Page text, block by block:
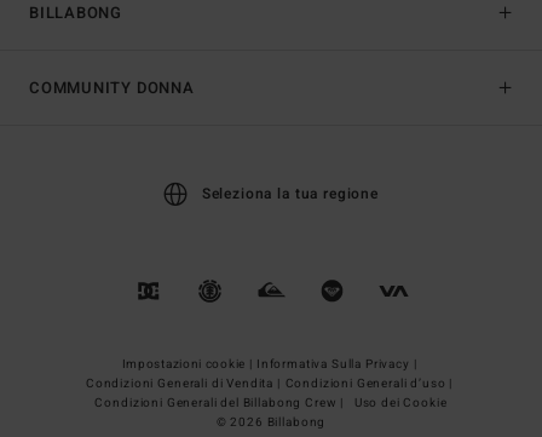
BILLABONG
COMMUNITY DONNA
Seleziona la tua regione
Impostazioni cookie | Informativa Sulla Privacy |
Condizioni Generali di Vendita | Condizioni Generali d’uso |
Condizioni Generali del Billabong Crew |
Uso dei Cookie
© 2026 Billabong